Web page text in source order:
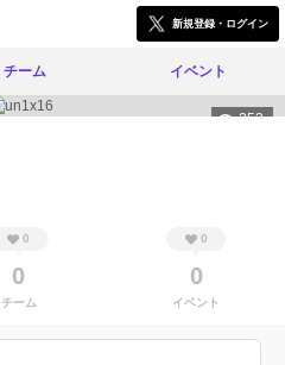
新規登録・ログイン
チーム イベント
253
0
0
チーム
0
0
イベント